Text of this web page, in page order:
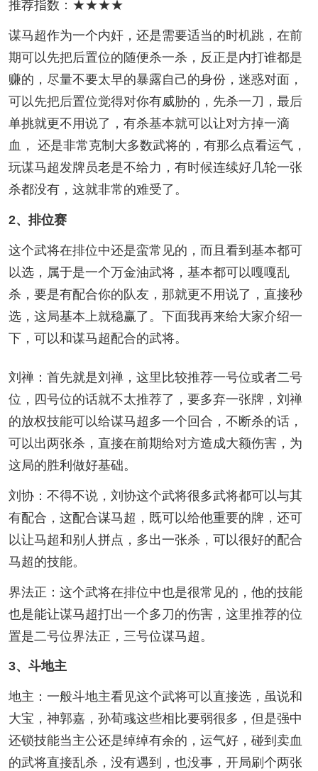
推荐指数：★★★★
谋马超作为一个内奸，还是需要适当的时机跳，在前
期可以先把后置位的随便杀一杀，反正是内打谁都是
赚的，尽量不要太早的暴露自己的身份，迷惑对面，
可以先把后置位觉得对你有威胁的，先杀一刀，最后
单挑就更不用说了，有杀基本就可以让对方掉一滴
血， 还是非常克制大多数武将的，有那么点看运气，
玩谋马超发牌员老是不给力，有时候连续好几轮一张
杀都没有，这就非常的难受了。
2、排位赛
这个武将在排位中还是蛮常见的，而且看到基本都可
以选，属于是一个万金油武将，基本都可以嘎嘎乱
杀，要是有配合你的队友，那就更不用说了，直接秒
选，这局基本上就稳赢了。下面我再来给大家介绍一
下，可以和谋马超配合的武将。
刘禅：首先就是刘禅，这里比较推荐一号位或者二号
位，四号位的话就不太推荐了，要多弃一张牌，刘禅
的放权技能可以给谋马超多一个回合，不断杀的话，
可以出两张杀，直接在前期给对方造成大额伤害，为
这局的胜利做好基础。
刘协：不得不说，刘协这个武将很多武将都可以与其
有配合，这配合谋马超，既可以给他重要的牌，还可
以让马超和别人拼点，多出一张杀，可以很好的配合
马超的技能。
界法正：这个武将在排位中也是很常见的，他的技能
也是能让谋马超打出一个多刀的伤害，这里推荐的位
置是二号位界法正，三号位谋马超。
3、斗地主
地主：一般斗地主看见这个武将可以直接选，虽说和
大宝，神郭嘉，孙荀彧这些相比要弱很多，但是强中
还锁技能当主公还是绰绰有余的，运气好，碰到卖血
的武将直接乱杀，没有遇到，也没事，开局刷个两张